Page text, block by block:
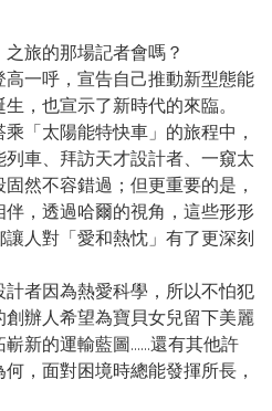
旅的那場記者會嗎？
一呼，宣告自己推動新型態能
，也宣示了新時代的來臨。
太陽能特快車」的旅程中，
車、拜訪天才設計者、一窺太
然不容錯過；但更重要的是，
，透過哈爾的視角，這些形形
人對「愛和熱忱」有了更深刻
者因為熱愛科學，所以不怕犯
辦人希望為寶貝女兒留下美麗
新的運輸藍圖……還有其他許
，面對困境時總能發揮所長，